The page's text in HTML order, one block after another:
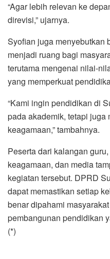
“Agar lebih relevan ke
direvisi,” ujarnya.
Syofian juga menyebutkan
menjadi ruang bagi
terutama mengenai nilai-
yang memperkuat
“Kami ingin pendidikan di
pada akademik, tetapi juga
keagamaan,” tambahnya.
Peserta dari kalangan
keagamaan, dan media
kegiatan tersebut. DPRD
dapat memastikan setiap
benar dipahami
pembangunan pendidikan
(*)